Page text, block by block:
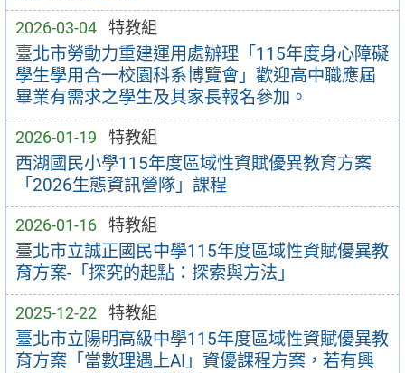
2026-03-04 特教組
臺北市勞動力重建運用處辦理「115年度身心障礙
學生學用合一校園科系博覽會」歡迎高中職應屆
畢業有需求之學生及其家長報名參加。
2026-01-19 特教組
西湖國民小學115年度區域性資賦優異教育方案
「2026生態資訊營隊」課程
2026-01-16 特教組
臺北市立誠正國民中學115年度區域性資賦優異教
育方案-「探究的起點：探索與方法」
2025-12-22 特教組
臺北市立陽明高級中學115年度區域性資賦優異教
育方案「當數理遇上AI」資優課程方案，若有興